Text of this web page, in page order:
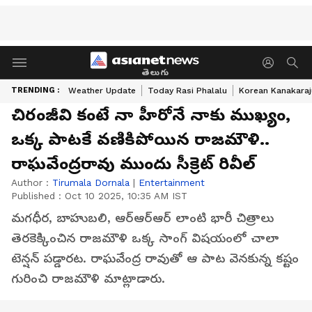
తెలుగు
TRENDING : Weather Update Today Rasi Phalalu Korean
చిరంజీవి కంటే నా హీరోనే నాకు ముఖ్యం,
ఒక్క పాటకే వణికిపోయిన రాజమౌళి..
రాఘవేంద్రరావు ముందు సీక్రెట్ రివీల్
Author : Tirumala Dornala | Entertainment
Published : Oct 10 2025, 10:35 AM IST
మగధీర, బాహుబలి, ఆర్ఆర్ఆర్ లాంటి భారీ చిత్రాలు
తెరకెక్కించిన రాజమౌళి ఒక్క సాంగ్ విషయంలో చాలా
టెన్షన్ పడ్డారట. రాఘవేంద్ర రావుతో ఆ పాట వెనకున్న కష్టం
గురించి రాజమౌళి మాట్లాడారు.